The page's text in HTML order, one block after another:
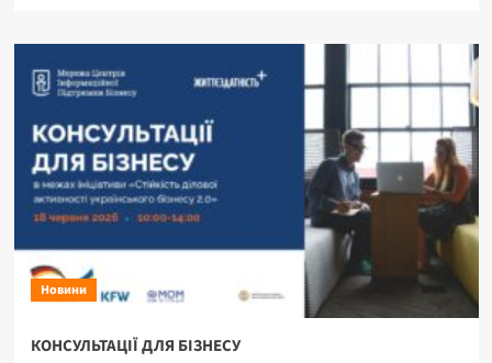
Новини
КОНСУЛЬТАЦІЇ ДЛЯ БІЗНЕСУ